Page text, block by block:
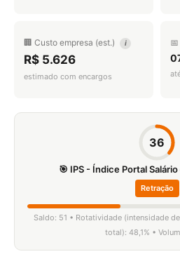
🏢 Custo empresa (est.) i
R$ 5.626
estimado com encargos
36
🎯 IPS - Índice Portal
Retração
Saldo: 51 • Rotatividade (intensidade
total): 48,1% •